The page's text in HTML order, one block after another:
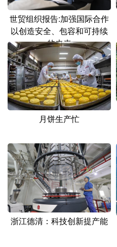
世贸组织报告:加强国际合作
以创造安全、包容和可持续
的未来
月饼生产忙
浙江德清：科技创新提产能